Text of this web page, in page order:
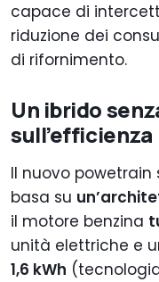
capace di
riduzione dei
di rifornimento.
Un ibrido
sull’efficienza
Il nuovo
basa su
il motore benzina
unità elettriche e
1,6 kWh